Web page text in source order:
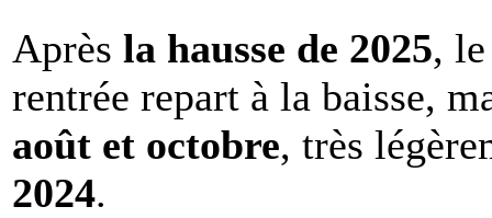
Après la hausse de 2025,
rentrée repart à la baisse,
août et octobre, très
2024.